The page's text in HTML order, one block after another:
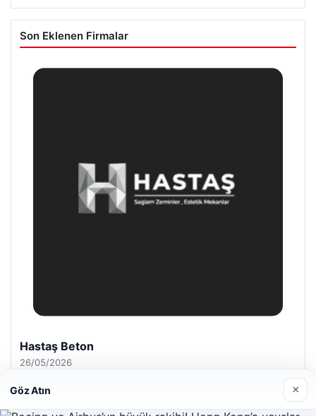
Son Eklenen Firmalar
Hastaş Beton
26/05/2026
Göz Atın ×